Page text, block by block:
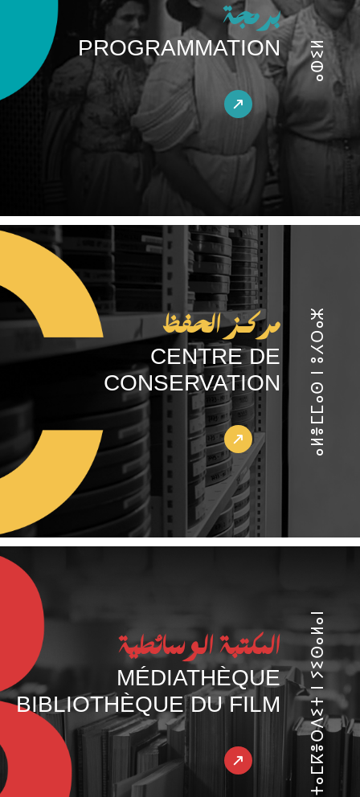
برمجة
PROGRAMMATION ⴰⵀⵉⵍ
مركـز الحفظ
CENTRE DE
CONSERVATION
ⴰⵍⴻⵎⵎⴰⵙ ⵏ ⵓⵃⵔⴰⵣ
المكتبة الوسائطية
MÉDIATHÈQUE
BIBLIOTHÈQUE DU FILM
ⵜⴰⵎⴽⴻⵔⴷⵉⵜ ⵏ ⵢⵉⵙⴰⵍⴰⵏ